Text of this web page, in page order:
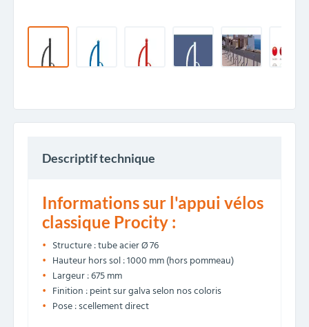
Descriptif technique
Informations sur l'appui vélos
classique Procity :
Structure : tube acier Ø 76
Hauteur hors sol : 1000 mm (hors pommeau)
Largeur : 675 mm
Finition : peint sur galva selon nos coloris
Pose : scellement direct